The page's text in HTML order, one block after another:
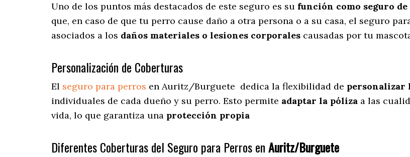
Uno de los puntos más destacados de este seguro es su función como seguro
que, en caso de que tu perro cause daño a otra persona o a su casa, el seguro
asociados a los daños materiales o lesiones corporales causadas por tu
Personalización de Coberturas
El seguro para perros en Auritz/Burguete dedica la flexibilidad de personalizar
individuales de cada dueño y su perro. Esto permite adaptar la póliza a las
vida, lo que garantiza una protección propia
Diferentes Coberturas del Seguro para Perros enAuritz/Burguete